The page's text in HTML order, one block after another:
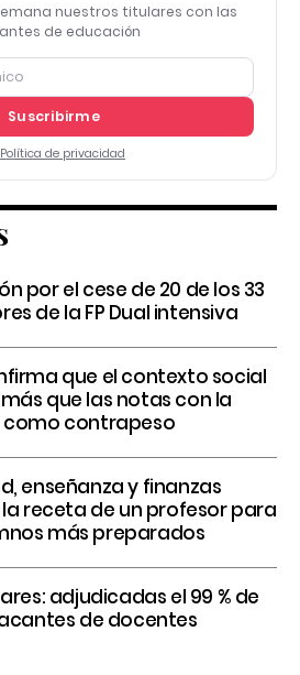
nuestros titulares con las
de educación
Suscribirme
Política de privacidad
por el cese de 20 de los 33
de la FP Dual intensiva
que el contexto social
que las notas con la
contrapeso
enseñanza y finanzas
receta de un profesor para
más preparados
adjudicadas el 99 % de
de docentes